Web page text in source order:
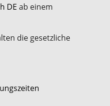
DE ab einem
die gesetzliche